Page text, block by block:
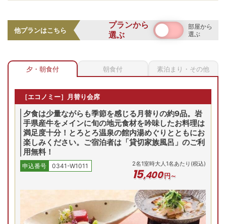
旬の食材などを中心とした彩り豊かな和会席をご提供。心温
まる里山料理を、伝統の器に盛り付け、情緒あふれる空間で
ごゆっくりとお楽しみください。
落ち着いたたたずまいの純和風の和室
他プランはこちら
プランから
選ぶ
部屋から
選ぶ
夕・朝食付 朝食付 素泊まり・その他
［エコノミー］月替り会席
夕食は少量ながらも季節を感じる月替りの約9品。岩
手県産牛をメインに旬の地元食材を吟味したお料理は
満足度十分！とろとろ温泉の館内湯めぐりとともにお
楽しみください。ご宿泊者は「貸切家族風呂」のご利
用無料！
申込番号 0341-W1011 2名1室時大人1名あたり(税込)
15,400円～